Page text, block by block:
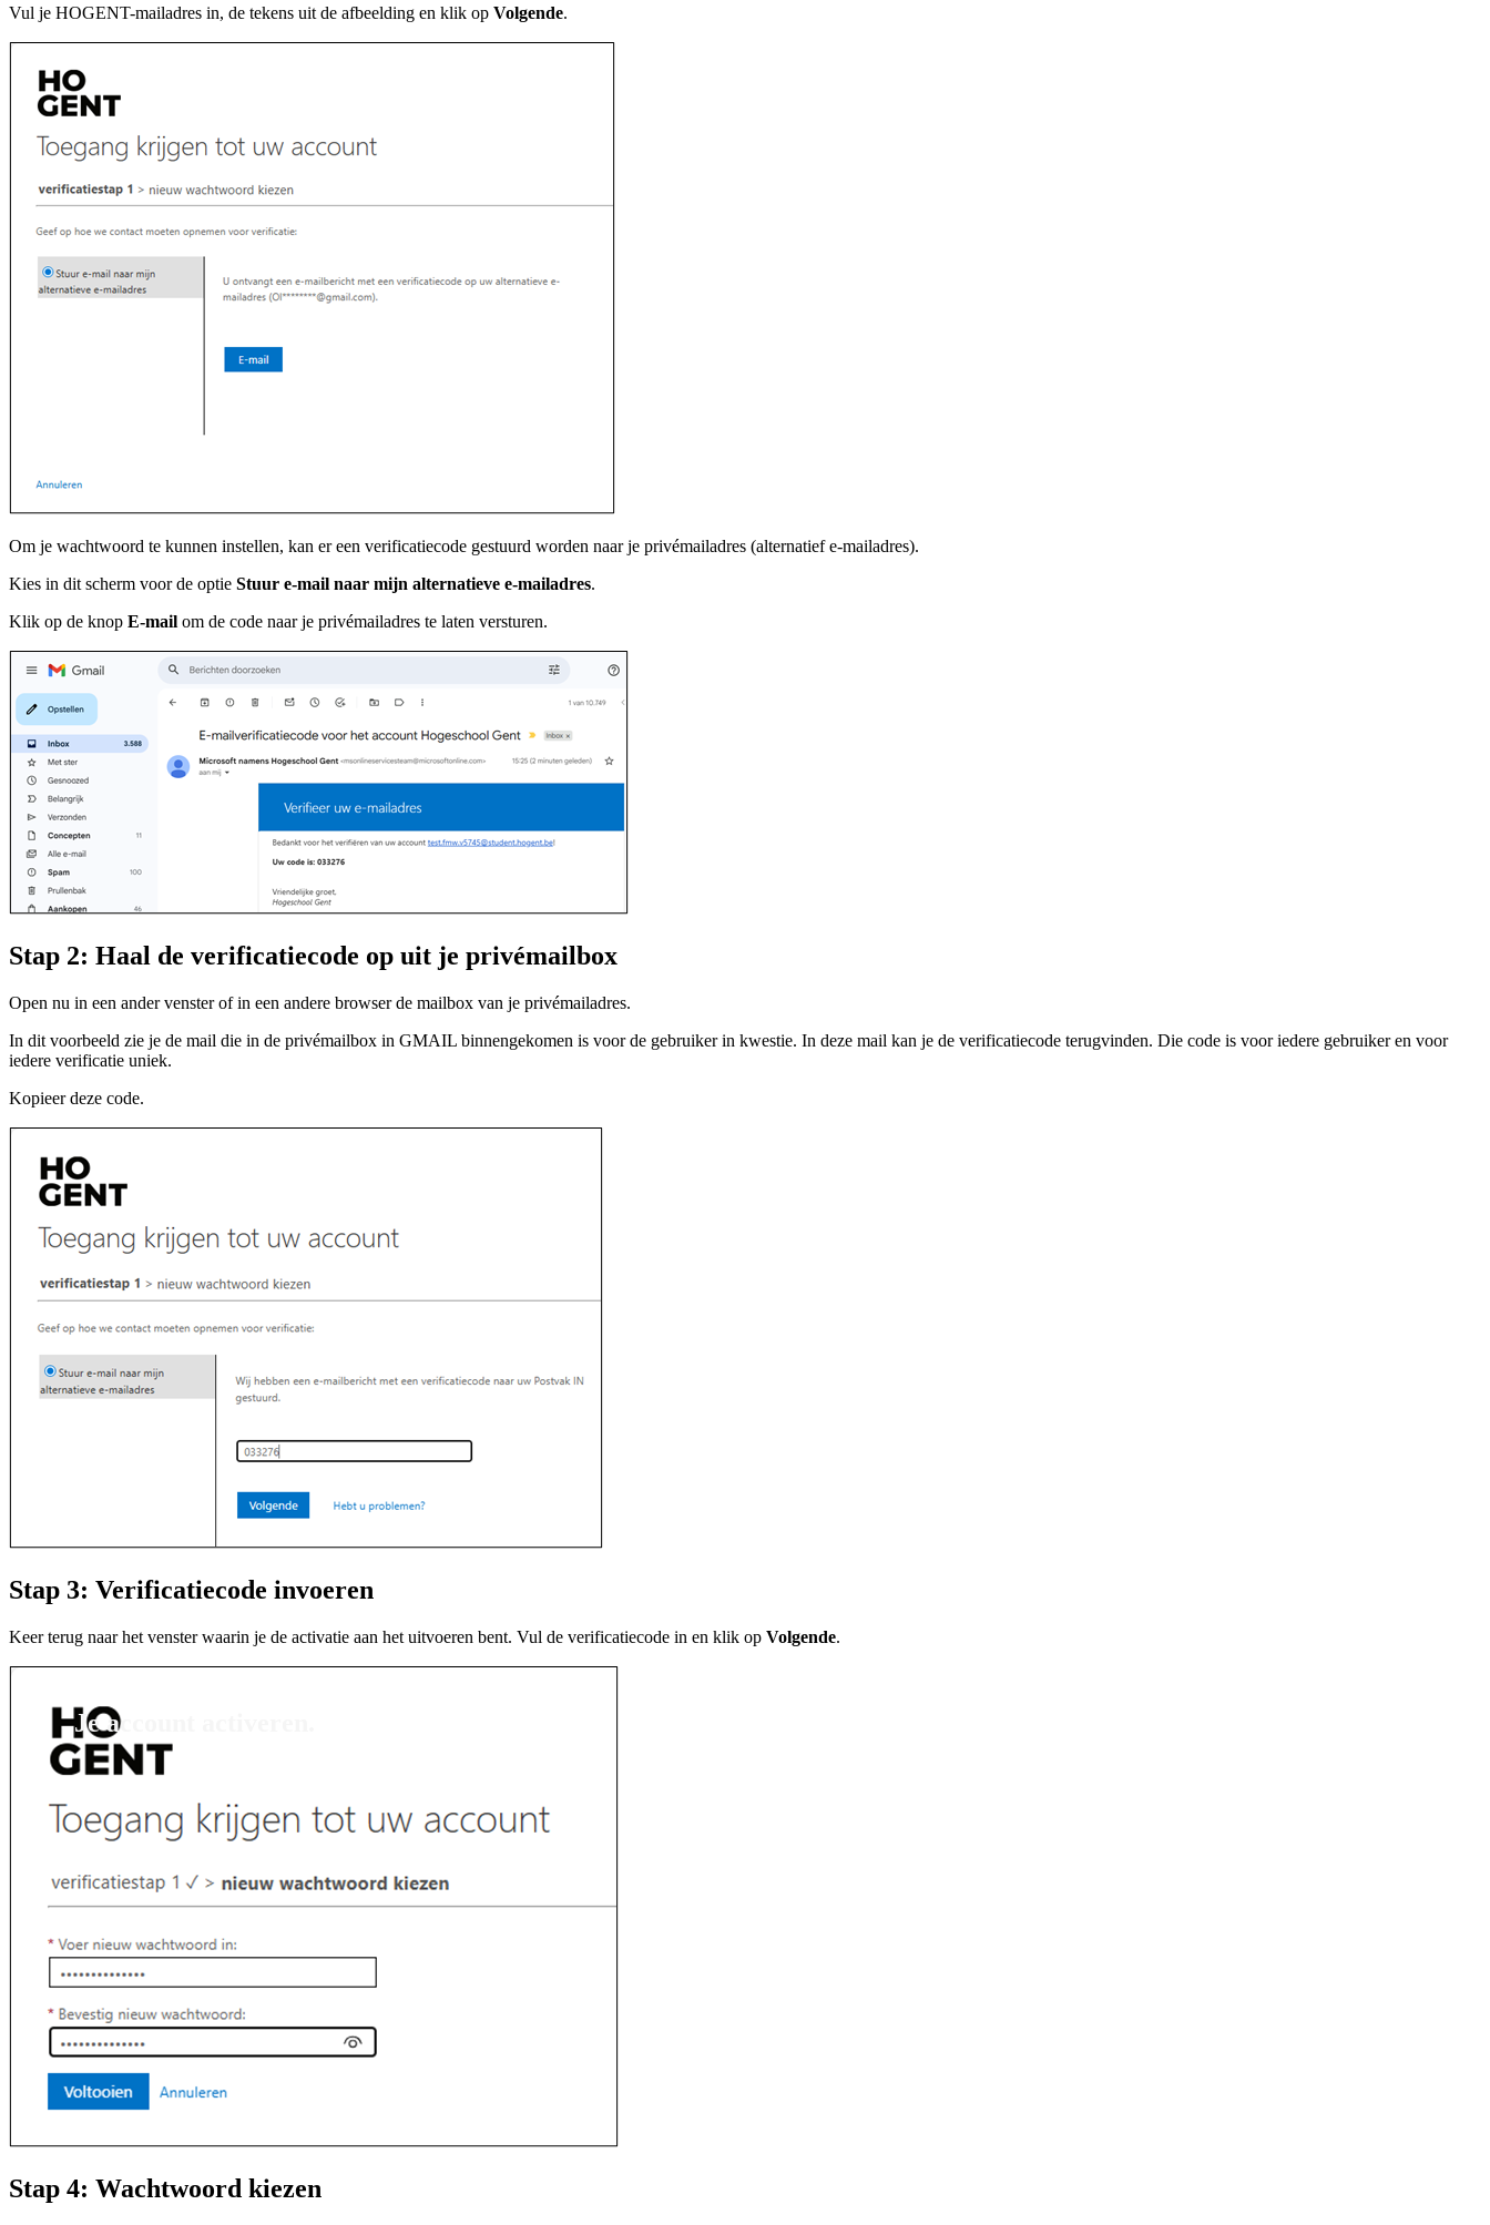
Je account activeren.
Vul je HOGENT-mailadres in, de tekens uit de afbeelding en klik op Volgende.
Om je wachtwoord te kunnen instellen, kan er een verificatiecode gestuurd worden naar je privémailadres (alternatief e-mailadres).
Kies in dit scherm voor de optie Stuur e-mail naar mijn alternatieve e-mailadres.
Klik op de knop E-mail om de code naar je privémailadres te laten versturen.
Stap 2: Haal de verificatiecode op uit je privémailbox
Open nu in een ander venster of in een andere browser de mailbox van je privémailadres.
In dit voorbeeld zie je de mail die in de privémailbox in GMAIL binnengekomen is voor de gebruiker in kwestie. In deze mail kan je de verificatiecode terugvinden. Die code is voor iedere gebruiker en voor
iedere verificatie uniek.
Kopieer deze code.
Stap 3: Verificatiecode invoeren
Keer terug naar het venster waarin je de activatie aan het uitvoeren bent. Vul de verificatiecode in en klik op Volgende.
Stap 4: Wachtwoord kiezen